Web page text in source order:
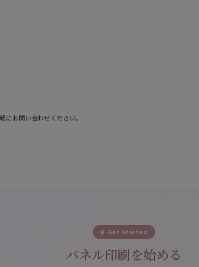
にお問い合わせください。
Get Started
パネル印刷を始める